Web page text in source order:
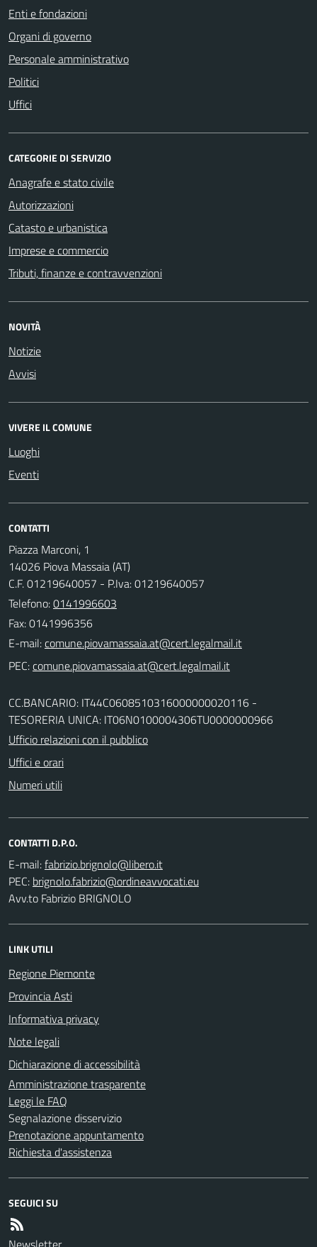
Enti e fondazioni
Organi di governo
Personale amministrativo
Politici
Uffici
CATEGORIE DI SERVIZIO
Anagrafe e stato civile
Autorizzazioni
Catasto e urbanistica
Imprese e commercio
Tributi, finanze e contravvenzioni
NOVITÀ
Notizie
Avvisi
VIVERE IL COMUNE
Luoghi
Eventi
CONTATTI
Piazza Marconi, 1
14026 Piova Massaia (AT)
C.F. 01219640057 - P.Iva: 01219640057
Telefono:0141996603
Fax: 0141996356
E-mail:
PEC:
CC.BANCARIO: IT44C0608510316000000020116 -
TESORERIA UNICA: IT06N0100004306TU0000000966
Ufficio relazioni con il pubblico
Uffici e orari
Numeri utili
CONTATTI D.P.O.
E-mail:
PEC:
Avv.to Fabrizio BRIGNOLO
LINK UTILI
Regione Piemonte
Provincia Asti
Informativa privacy
Note legali
Dichiarazione di accessibilità
Amministrazione trasparente
Leggi le FAQ
Segnalazione disservizio
Prenotazione appuntamento
Richiesta d'assistenza
SEGUICI SU